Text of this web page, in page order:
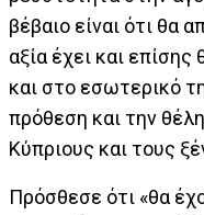
βέβαιο είναι ότι θα
αξία έχει και
και στο εσωτερικό
πρόθεση και την
Κύπριους και τους
Πρόσθεσε ότι «θα